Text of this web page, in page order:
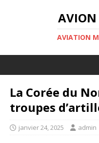
AVION
AVIATION
La Corée du
troupes
janvier 24, 2025 admin